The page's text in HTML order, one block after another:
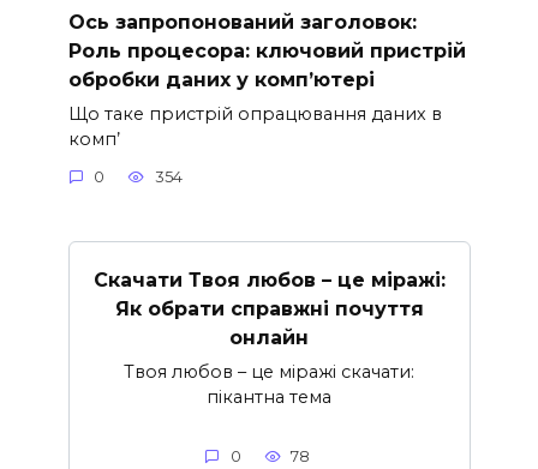
Ось запропонований заголовок:
Роль процесора: ключовий пристрій
обробки даних у комп’ютері
Що таке пристрій опрацювання даних в
комп’
0 354
Скачати Твоя любов – це міражі:
Як обрати справжні почуття
онлайн
Твоя любов – це міражі скачати:
пікантна тема
0 78